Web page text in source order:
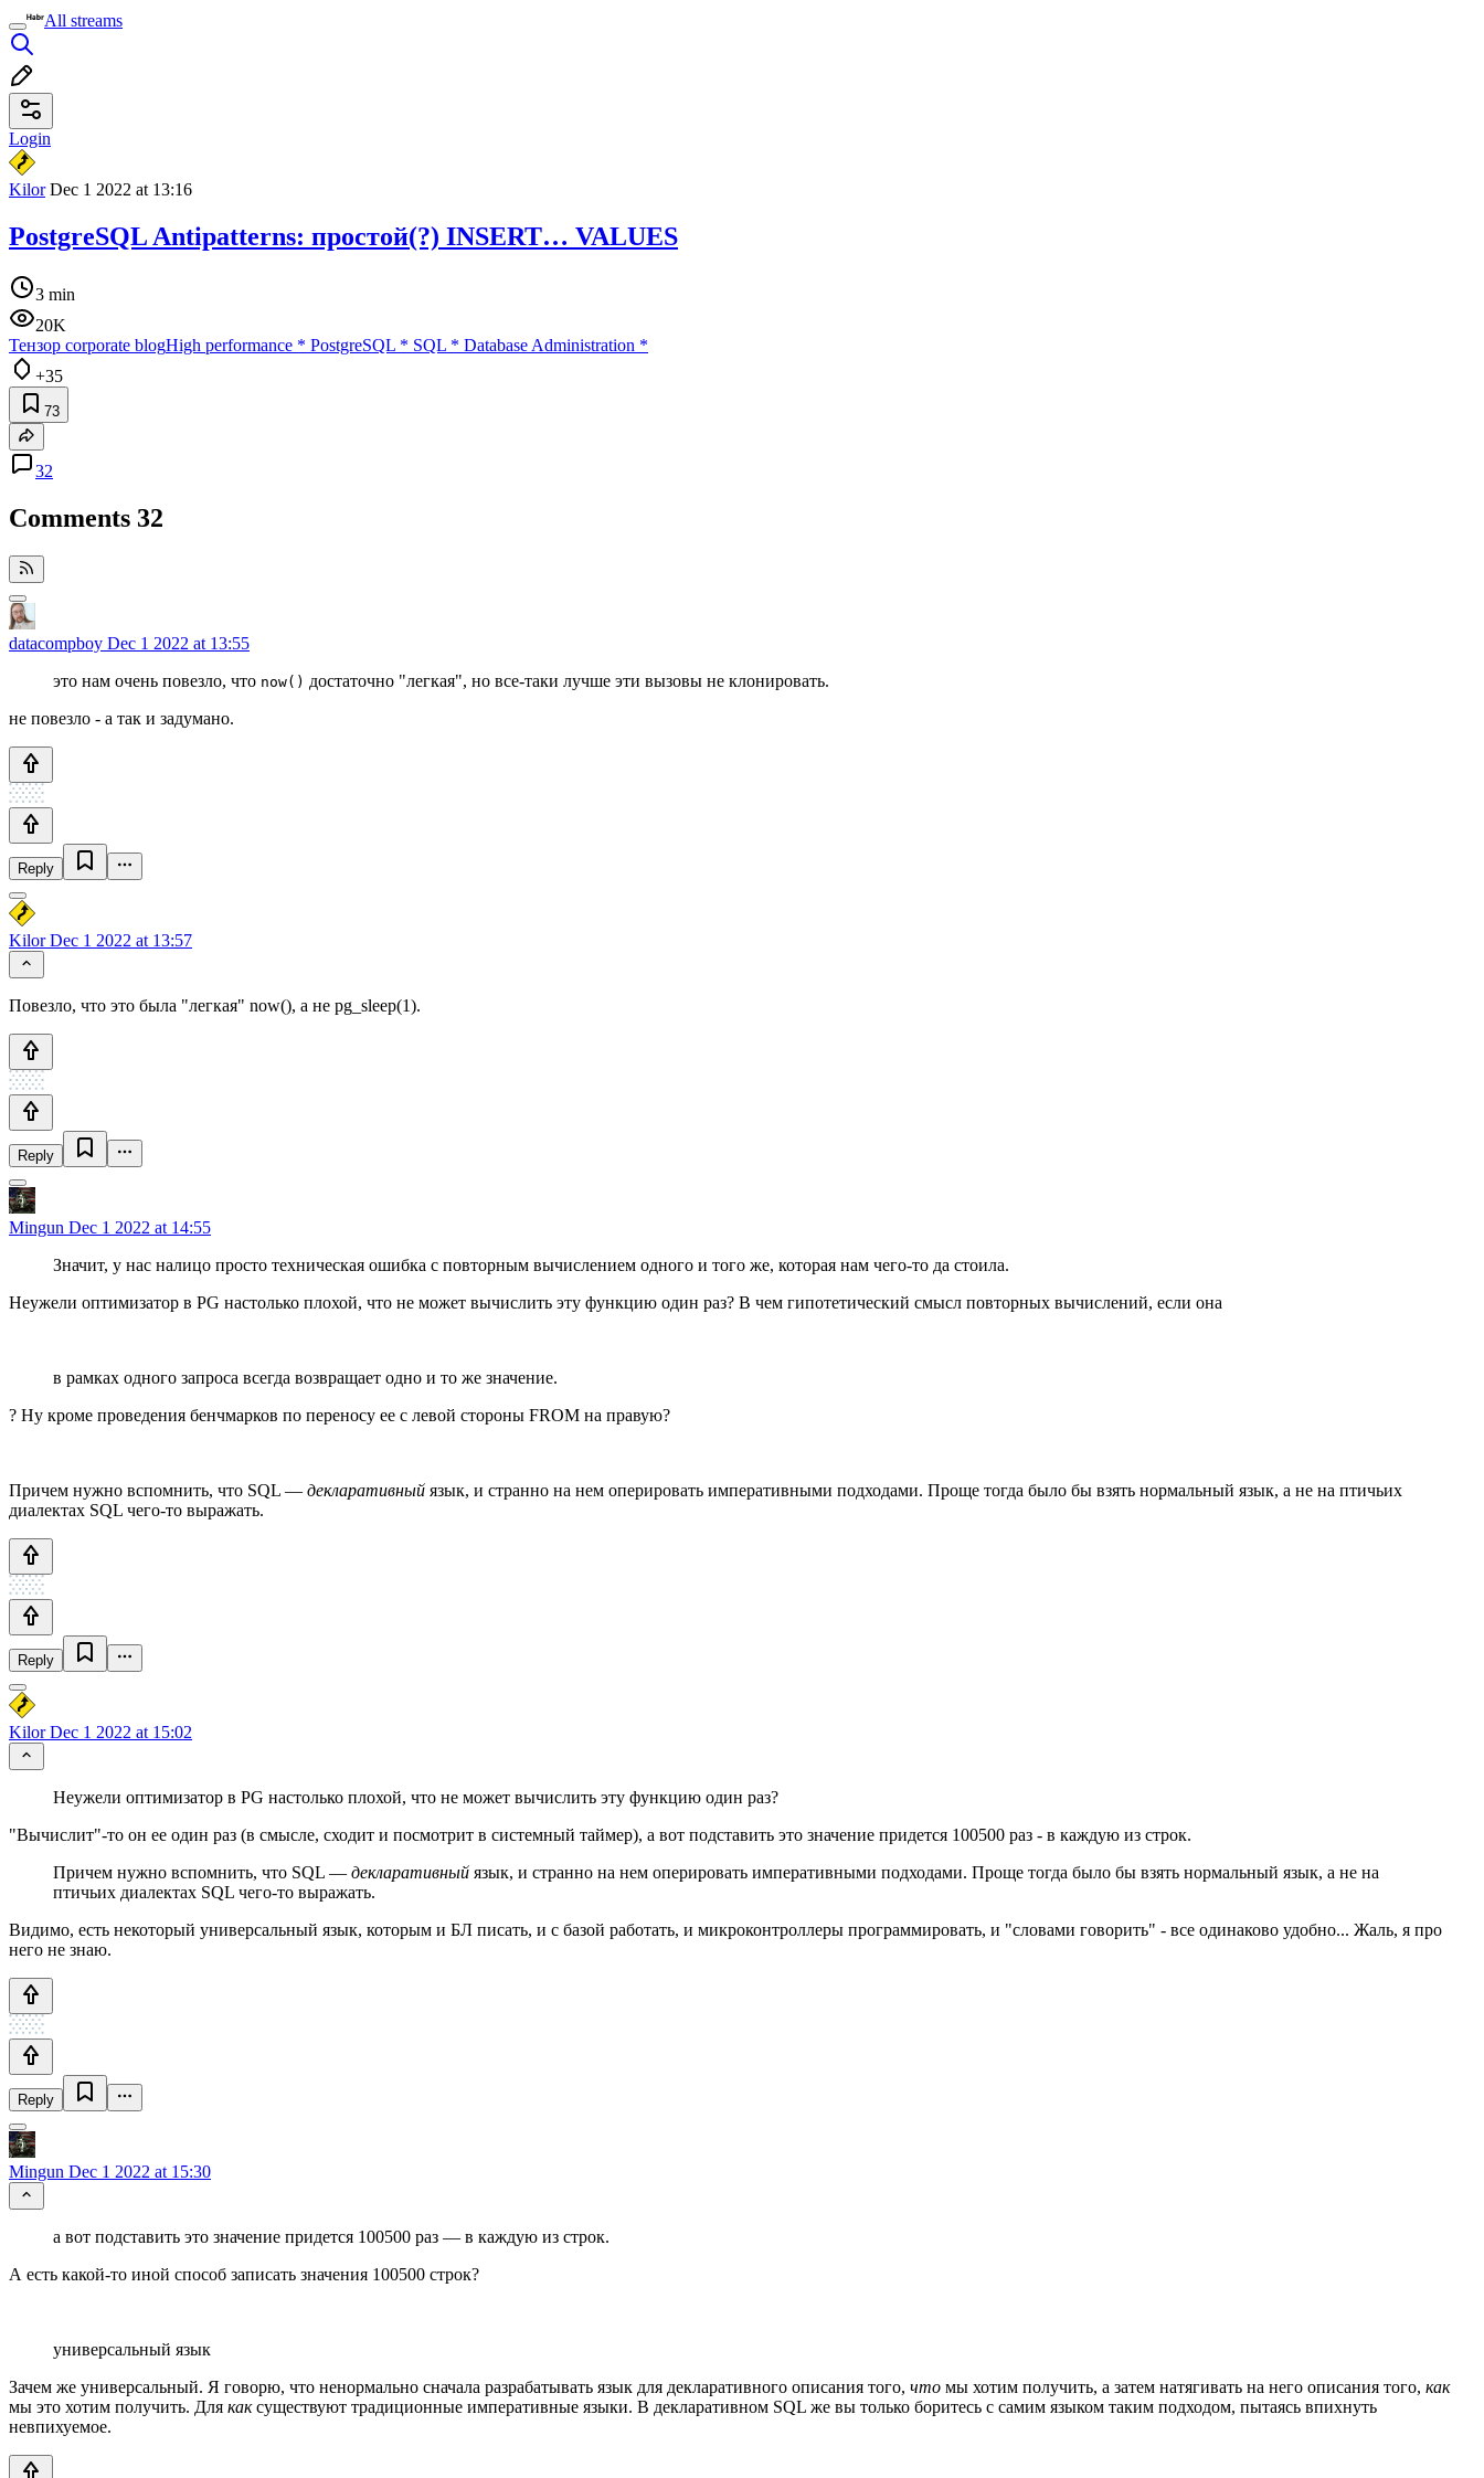
All streams
Login
KilorDec 1 2022 at 13:16
PostgreSQL Antipatterns: простой(?) INSERT… VALUES
3 min
20K
Тензор corporate blogHigh performance * PostgreSQL * SQL * Database Administration *
+35
73
32
Comments 32
datacompboy Dec 1 2022 at 13:55
это нам очень повезло, что now() достаточно "легкая", но все-таки лучше эти вызовы не клонировать.
не повезло - а так и задумано.
Reply
KilorDec 1 2022 at 13:57
Повезло, что это была "легкая" now(), а не pg_sleep(1).
Reply
Mingun Dec 1 2022 at 14:55
Значит, у нас налицо просто техническая ошибка с повторным вычислением одного и того же, которая нам чего-то да стоила.
Неужели оптимизатор в PG настолько плохой, что не может вычислить эту функцию один раз? В чем гипотетический смысл повторных вычислений, если она
в рамках одного запроса всегда возвращает одно и то же значение.
? Ну кроме проведения бенчмарков по переносу ее с левой стороны FROM на правую?
Причем нужно вспомнить, что SQL — декларативный язык, и странно на нем оперировать императивными подходами. Проще тогда было бы взять нормальный язык, а не на птичьих
диалектах SQL чего-то выражать.
Reply
KilorDec 1 2022 at 15:02
Неужели оптимизатор в PG настолько плохой, что не может вычислить эту функцию один раз?
"Вычислит"-то он ее один раз (в смысле, сходит и посмотрит в системный таймер), а вот подставить это значение придется 100500 раз - в каждую из строк.
Причем нужно вспомнить, что SQL — декларативный язык, и странно на нем оперировать императивными подходами. Проще тогда было бы взять нормальный язык, а не на
птичьих диалектах SQL чего-то выражать.
Видимо, есть некоторый универсальный язык, которым и БЛ писать, и с базой работать, и микроконтроллеры программировать, и "словами говорить" - все одинаково удобно... Жаль, я про
него не знаю.
Reply
Mingun Dec 1 2022 at 15:30
а вот подставить это значение придется 100500 раз — в каждую из строк.
А есть какой-то иной способ записать значения 100500 строк?
универсальный язык
Зачем же универсальный. Я говорю, что ненормально сначала разрабатывать язык для декларативного описания того, что мы хотим получить, а затем натягивать на него описания того, как
мы это хотим получить. Для каксуществуют традиционные императивные языки. В декларативном SQL же вы только боритесь с самим языком таким подходом, пытаясь впихнуть
невпихуемое.